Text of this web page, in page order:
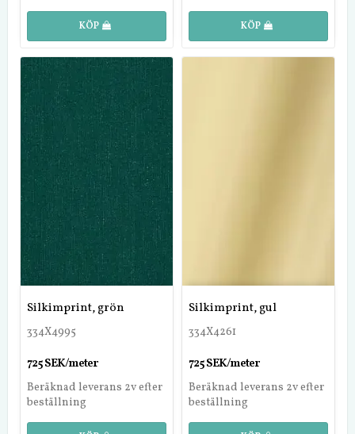
KÖP KÖP
Silkimprint, grön
334X4995
725 SEK/meter
Beräknad leverans 2v efter
beställning
Silkimprint, gul
334X4261
725 SEK/meter
Beräknad leverans 2v efter
beställning